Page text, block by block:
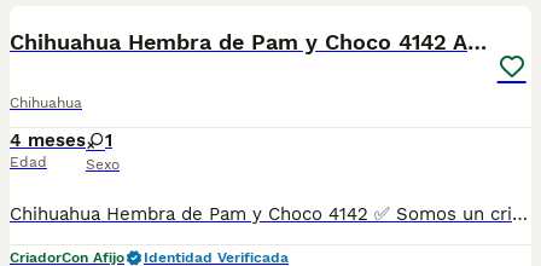
Chihuahua Hembra de Pam y Choco 4142 AQUANATURA
Chihuahua
4 meses
Edad
1
Sexo
Chihuahua Hembra de Pam y Choco 4142 ✅ Somos un criadero autorizado y certificado por la Generalitat de Catalunya bajo el número de Núcleo Zoológico G25/00314. PARA MÁS INFORMACIÓN: ☎️ 933095977 📱 685878504 / 674320847 🐶 Programa una visita para conocerlos 💻 Más fotos y vídeos en nuestra web www.aquanatura.es 🚙 Hacemos envíos 📌 Calle Roger de Flor 45, muy cerca del Arc de Triomf de Barcelona, de Lunes a Sábados. Se entregan con sus vacunas, desparasitados interna y externamente, con microchip y su registro, cartilla sanitaria y contrato de garantías, documentación legal y factura. AQUANATURA
CriadorCon Afijo
Identidad Verificada